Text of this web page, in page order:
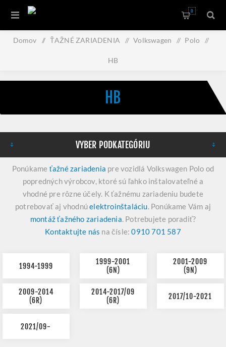
0
Domov / ŤAŽNÉ ZARIADENIA / Volkswagen / Polo /
HB
HB
VYBER PODKATEGÓRIU
Ponúkame ťažné zariadenia pre vozidlá Volkswagen Polo od
popredných výrobcov, ktoré sú ľahko inštalovateľné a
vhodné pre rôzne účely. K ťažnému zariadeniu budete
potrebovať aj vhodnúelektroinštaláciu. Ponúkame Vám aj
montáž ťažného zariadenia. Potrebujete poradiť?
Kontaktujte nás na čísle:0910 701 587
1994-1999
1999-2001
(6N)
2001-2009
(9N)
2009-2014
(6R)
2014-2017/09
(6R)
2017/10-2021
2021/09-